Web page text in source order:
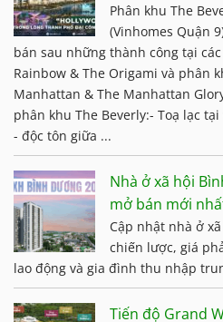
Phân khu The
(Vinhomes Quận
bán sau những thành công tại
Rainbow & The Origami và phân
Manhattan & The Manhattan
phân khu The Beverly:- Toạ lạc
- độc tôn giữa ...
Nhà ở xã hội
mở bán mới
Cập nhật nhà ở
chiến lược, giá
lao động và gia đình thu nhập
Tiến độ Grand